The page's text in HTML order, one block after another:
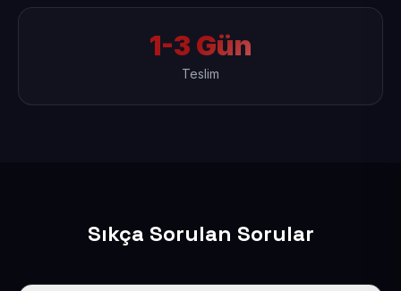
1-3 Gün
Teslim
Sıkça Sorulan Sorular